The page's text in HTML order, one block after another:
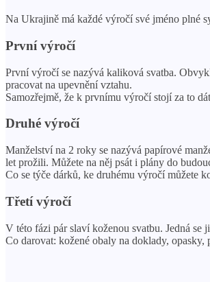
Na Ukrajině má každé výročí své jméno plné
První výročí
První výročí se nazývá kaliková svatba.
pracovat na upevnění vztahu.
Samozřejmě, že k prvnímu výročí stojí za to
Druhé výročí
Manželství na 2 roky se nazývá papírové
let prožili. Můžete na něj psát i plány do
Co se týče dárků, ke druhému výročí můžete
Třetí výročí
V této fázi pár slaví koženou svatbu. Jedná se
Co darovat: kožené obaly na doklady,